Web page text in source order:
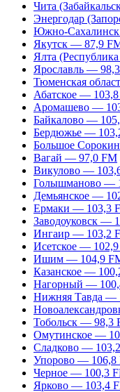
Чита
Энергодар
Южно-Сахалинск
Якутск — 87,9
Ялта
Ярославль —
Тюменская
Абатское —
Аромашево —
Байкалово —
Бердюжье —
Большое
Вагай — 97,0 FM
Викулово —
Голышманово —
Демьянское —
Ермаки — 103,3
Заводоуковск —
Ингаир — 103,2
Исетское —
Ишим — 104,9
Казанское —
Нагорный —
Нижняя Тавда —
Тобольск — 98,3
Омутинское —
Сладково —
Упорово — 106,8
Черное — 100,3
Ярково — 103,4